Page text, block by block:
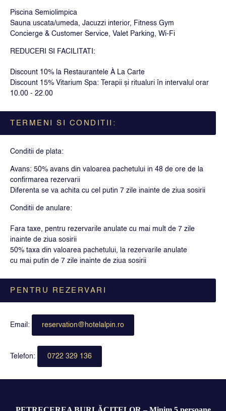
Piscina Semiolimpica
Sauna uscata/umeda, Jacuzzi interior, Fitness Gym
Concierge & Customer Service, Valet Parking, Wi-Fi
REDUCERI SI FACILITATI:
Discount 10% la Restaurantele À La Carte
Discount 15% Vitarium Spa: Terapii și ritualuri în intervalul orar
10.00 - 22.00
TERMENI SI CONDITII:
Conditii de plata:
Avans: 50% a vans din valoarea pachetului in 48 de ore de la
confirmarea rezervarii
Diferenta se va achita cu cel putin 7 zile inainte de ziua sosirii
Conditii de anulare:
Fara taxe, pentru rezervarile anulate cu mai mult de 7 zile
inainte de ziua sosirii
50% taxa din valoarea pachetului, la rezervarile anulate
cu mai putin de 7 zile inainte de ziua sosirii
PENTRU REZERVARI
Email: reservation@hotelalpin.ro
Telefon: 0722 329 136